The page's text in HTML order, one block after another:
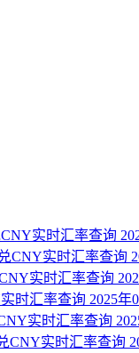
实时汇率查询
CNY实时汇率查询
实时汇率查询
时汇率查询 2025年
实时汇率查询
CNY实时汇率查询